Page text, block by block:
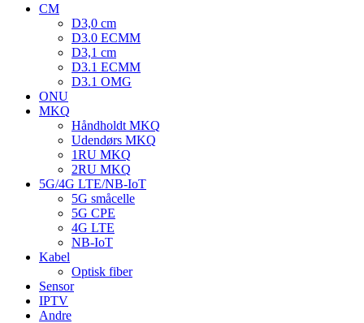
CM
D3,0 cm
D3.0 ECMM
D3,1 cm
D3.1 ECMM
D3.1 OMG
ONU
MKQ
Håndholdt MKQ
Udendørs MKQ
1RU MKQ
2RU MKQ
5G/4G LTE/NB-IoT
5G småcelle
5G CPE
4G LTE
NB-IoT
Kabel
Optisk fiber
Sensor
IPTV
Andre